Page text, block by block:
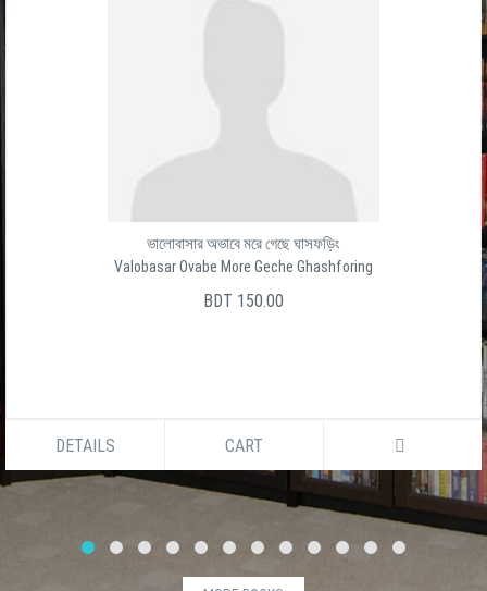
ভালোবাসার অভাবে মরে গেছে ঘাসফড়িং
Valobasar Ovabe More Geche Ghashforing
BDT 150.00
DETAILS CART